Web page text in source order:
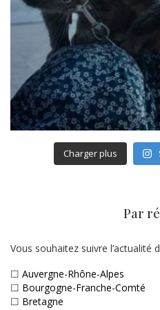
Charger plus
Par
Vous souhaitez suivre l’actualité
☐ Auvergne-Rhône-Alpes
☐ Bourgogne-Franche-Comté
☐ Bretagne